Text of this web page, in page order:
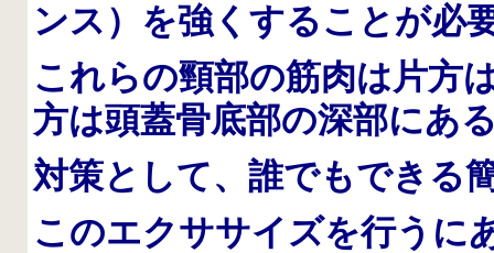
ンス）を強くすることが必
これらの頸部の筋肉は片方
方は頭蓋骨底部の深部にあ
対策として、誰でもできる
このエクササイズを行うに